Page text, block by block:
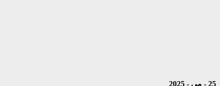
25 - می - 2025